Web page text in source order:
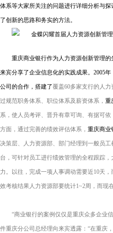
体系等大家所关注的问题进行详细分析与探
了创新的思路和务实的方法。
重庆商业银行作为人力资源创新管理
来宾分享了企业信息化的实践成果。 2005年
公司的合作，搭建了覆盖60多家支行的人
过规范职务体系、职位体系及薪资体系， 重
系，使人员考评、晋升有章可询、有据可
方面，通过完善的绩效评估体系 ， 重庆商业
决策层、人力资源部、部门经理到一般员
台，可针对员工进行绩效管理的全程跟踪
力。以往，完成一项人事调动需要近10天，
效考核结果人力资源部要统计1~2周，而现
“商业银行的案例仅仅是重庆众多企业
件重庆分公司总经理向来宾透露：“在重庆